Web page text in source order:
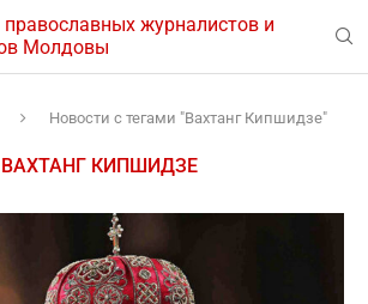
православных журналистов и
Молдовы
Новости с тегами "Вахтанг Кипшидзе"
ВАХТАНГ КИПШИДЗЕ